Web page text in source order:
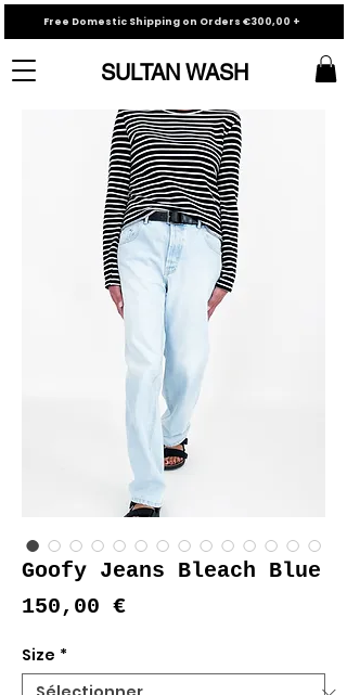
SULTAN WASH
Free Domestic Shipping on Orders €300,00 +
Goofy Jeans Bleach Blue
150,00 €Prix
Size *